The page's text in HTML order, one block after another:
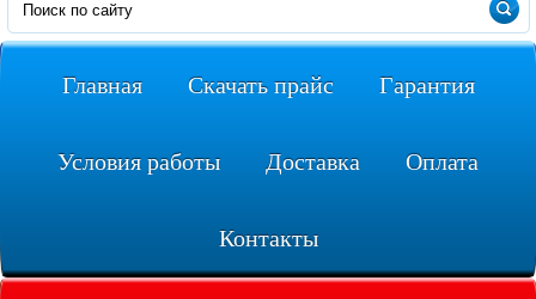
Главная Скачать прайс Гарантия
Условия работы Доставка Оплата
Контакты